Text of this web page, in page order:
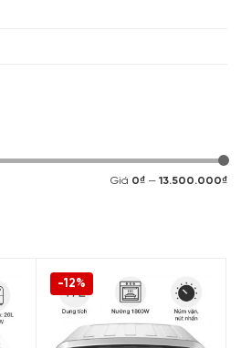
Giá 0₫ — 13.500.000₫
-12%